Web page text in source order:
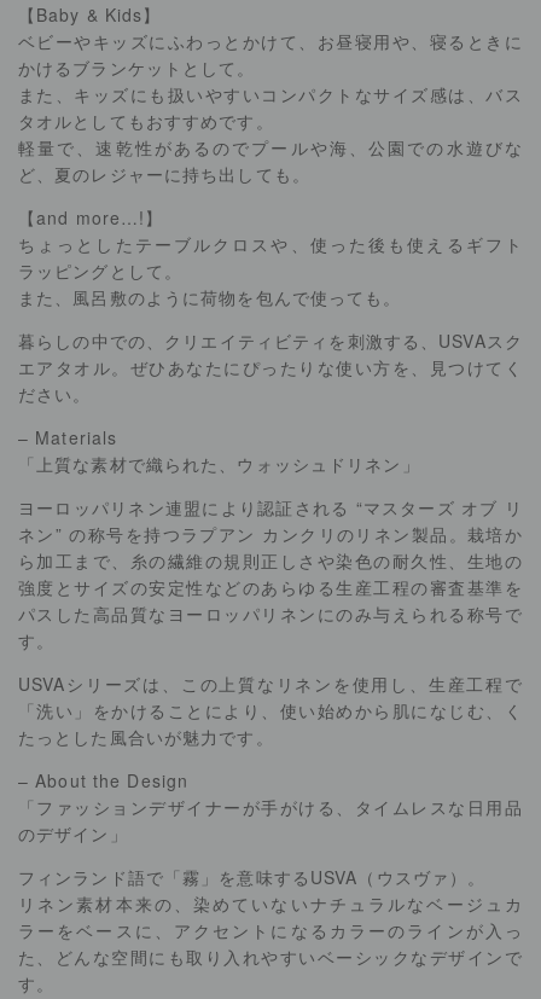
【Baby & Kids】
ベビーやキッズにふわっとかけて、お昼寝用や、寝るときに
かけるブランケットとして。
また、キッズにも扱いやすいコンパクトなサイズ感は、バス
タオルとしてもおすすめです。
軽量で、速乾性があるのでプールや海、公園での水遊びな
ど、夏のレジャーに持ち出しても。
【and more…!】
ちょっとしたテーブルクロスや、使った後も使えるギフト
ラッピングとして。
また、風呂敷のように荷物を包んで使っても。
暮らしの中での、クリエイティビティを刺激する、USVAスク
エアタオル。ぜひあなたにぴったりな使い方を、見つけてく
ださい。
– Materials
「上質な素材で織られた、ウォッシュドリネン」
ヨーロッパリネン連盟により認証される “マスターズ オブ リ
ネン” の称号を持つラプアン カンクリのリネン製品。栽培か
ら加工まで、糸の繊維の規則正しさや染色の耐久性、生地の
強度とサイズの安定性などのあらゆる生産工程の審査基準を
パスした高品質なヨーロッパリネンにのみ与えられる称号で
す。
USVAシリーズは、この上質なリネンを使用し、生産工程で
「洗い」をかけることにより、使い始めから肌になじむ、く
たっとした風合いが魅力です。
– About the Design
「ファッションデザイナーが手がける、タイムレスな日用品
のデザイン」
フィンランド語で「霧」を意味するUSVA（ウスヴァ）。
リネン素材本来の、染めていないナチュラルなベージュカ
ラーをベースに、アクセントになるカラーのラインが入っ
た、どんな空間にも取り入れやすいベーシックなデザインで
す。